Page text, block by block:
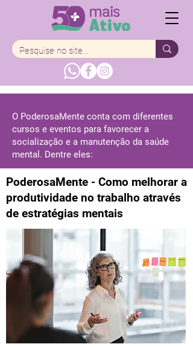
O PoderosaMente conta com diferentes
cursos e eventos para favorecer a
socialização e a manutenção da saúde
mental. Dentre eles:
PoderosaMente - Como melhorar a
produtividade no trabalho através
de estratégias mentais